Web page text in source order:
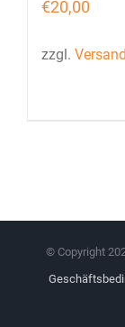
€20,00
zzgl.
© Copyright